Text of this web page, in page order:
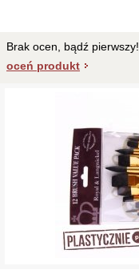
Brak ocen, bądź pierwszy!
oceń produkt